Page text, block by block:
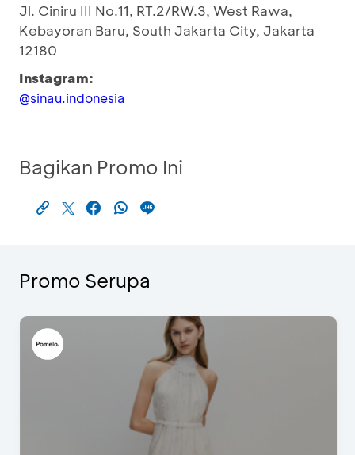
Jl. Ciniru III No.11, RT.2/RW.3, West Rawa,
Kebayoran Baru, South Jakarta City, Jakarta
12180
Instagram:
@sinau.indonesia
Bagikan Promo Ini
Promo Serupa